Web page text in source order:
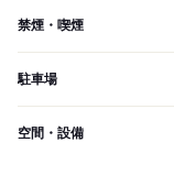
禁煙・喫煙
駐車場
空間・設備